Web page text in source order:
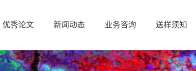
优秀论文 新闻动态 业务咨询 送样须知